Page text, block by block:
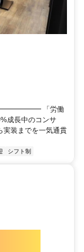
「労働
成長中のコンサ
実装までを一気通貫
シフト制